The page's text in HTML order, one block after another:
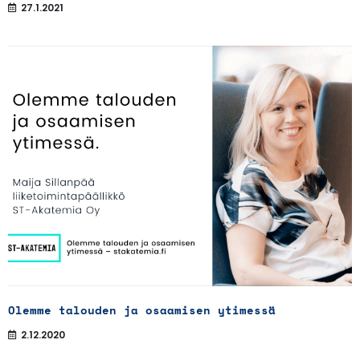
27.1.2021
Olemme talouden ja osaamisen ytimessä
2.12.2020